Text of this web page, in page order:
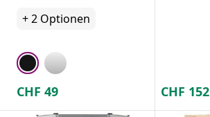
+2 Optionen
CHF 49 CHF 152